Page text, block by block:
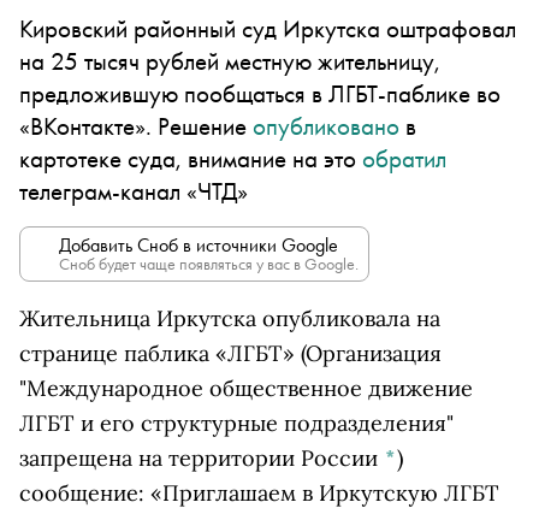
Кировский районный суд Иркутска оштрафовал
на 25 тысяч рублей местную жительницу,
предложившую пообщаться в ЛГБТ-паблике во
«ВКонтакте». Решениеопубликовано в
картотеке суда, внимание на этообратил
телеграм-канал «ЧТД»
Добавить Сноб в источники Google
Сноб будет чаще появляться у вас в Google.
Жительница Иркутска опубликовала на
странице паблика «ЛГБТ» (Организация
"Международное общественное движение
ЛГБТ и его структурные подразделения"
запрещена на территории России *)
сообщение: «Приглашаем в Иркутскую ЛГБТ